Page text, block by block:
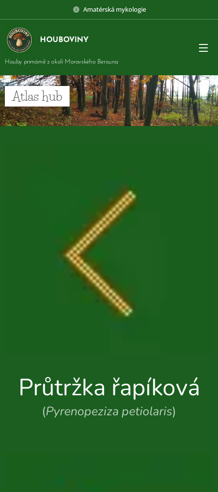
Amatérská mykologie
HOUBOVINY
Houby primárně z okolí Moravského Berouna
Atlas hub
Průtržka řapíková
(Pyrenopeziza petiolaris)